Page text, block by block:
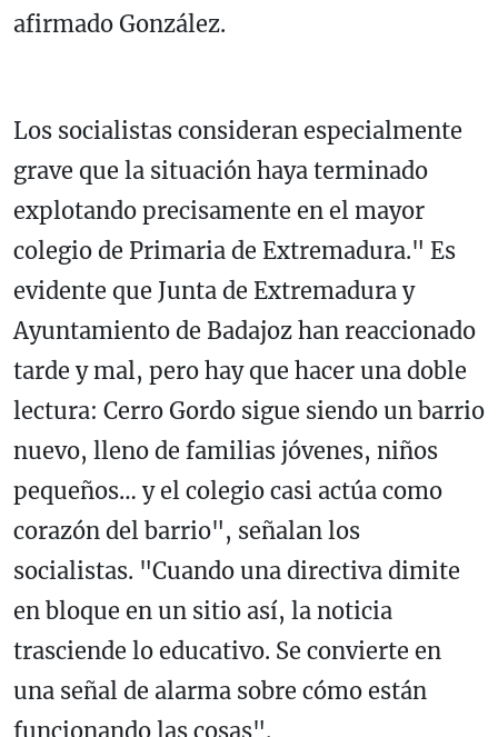
afirmado González.
Los socialistas consideran especialmente
grave que la situación haya terminado
explotando precisamente en el mayor
colegio de Primaria de Extremadura." Es
evidente que Junta de Extremadura y
Ayuntamiento de Badajoz han reaccionado
tarde y mal, pero hay que hacer una doble
lectura: Cerro Gordo sigue siendo un barrio
nuevo, lleno de familias jóvenes, niños
pequeños… y el colegio casi actúa como
corazón del barrio", señalan los
socialistas. "Cuando una directiva dimite
en bloque en un sitio así, la noticia
trasciende lo educativo. Se convierte en
una señal de alarma sobre cómo están
funcionando las cosas".